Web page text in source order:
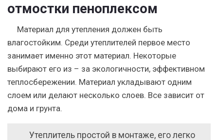
отмостки пеноплексом
Материал для утепления должен быть
влагостойким. Среди утеплителей первое место
занимает именно этот материал. Некоторые
выбирают его из – за экологичности, эффективном
теплосбережении. Материал укладывают одним
слоем или делают несколько слоев. Все зависит от
дома и грунта.
Утеплитель простой в монтаже, его легко